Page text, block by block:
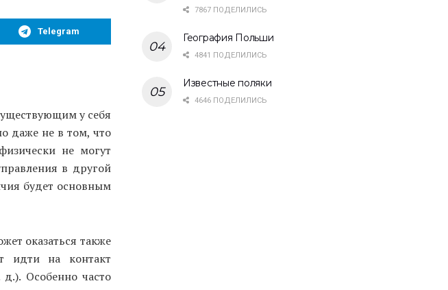
Telegram
у себя
даже не в том, что
не могут
в другой
будет основным
оказаться также
идти на контакт
Особенно часто
7867 ПОДЕЛИЛИСЬ
География Польши
4841 ПОДЕЛИЛИСЬ
Известные поляки
4646 ПОДЕЛИЛИСЬ